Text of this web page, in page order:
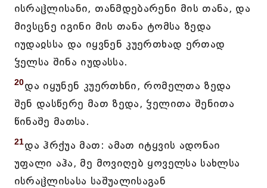
ისრაჱლისანი, თანმდებარენი მის თანა, და
მივსცნე იგინი მის თანა ტომსა ზედა
იუდაჲსსა და იყვნენ კუერთხად ერთად
ჴელსა შინა იუდასსა.
20და იყუნენ კუერთხნი, რომელთა ზედა
შენ დასწერე მათ ზედა, ჴელითა შენითა
წინაშე მათსა.
21და ჰრქუა მათ: ამათ იტყვის ადონაი
უფალი აჰა, მე მოვიღებ ყოველსა სახლსა
ისრაჱლისასა საშუალისაგან